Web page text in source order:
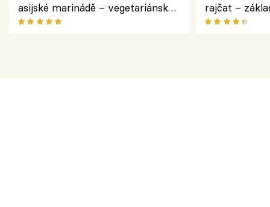
asijské marinádě – vegetariánská
chuťovka z grilu
rajčat –